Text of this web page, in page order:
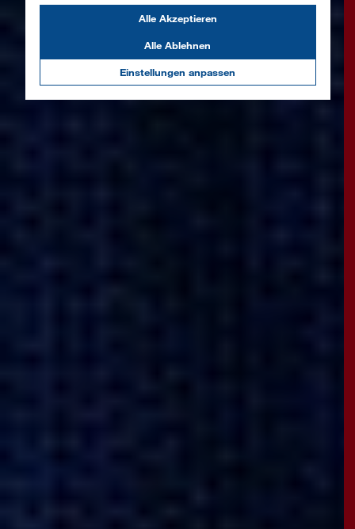
Einstellungen anpassen
Alle Ablehnen
Alle Akzeptieren